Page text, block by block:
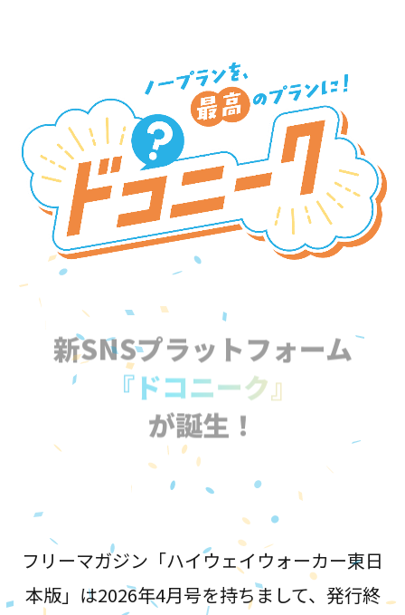
新SNSプラットフォーム
『ドコニーク』
が誕生！
フリーマガジン「ハイウェイウォーカー東日
本版」は2026年4月号を持ちまして、発行終